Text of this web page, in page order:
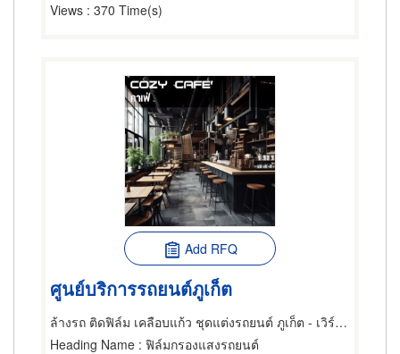
Views : 370 Time(s)
Add RFQ
ศูนย์บริการรถยนต์ภูเก็ต
ล้างรถ ติดฟิล์ม เคลือบแก้ว ชุดแต่งรถยนต์ ภูเก็ต - เวิร์คคลับ
Heading Name : ฟิล์มกรองแสงรถยนต์